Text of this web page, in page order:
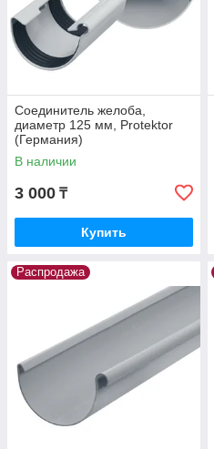
Соединитель желоба,
диаметр 125 мм, Protektor
(Германия)
В наличии
3 000 ₸
Купить
Распродажа